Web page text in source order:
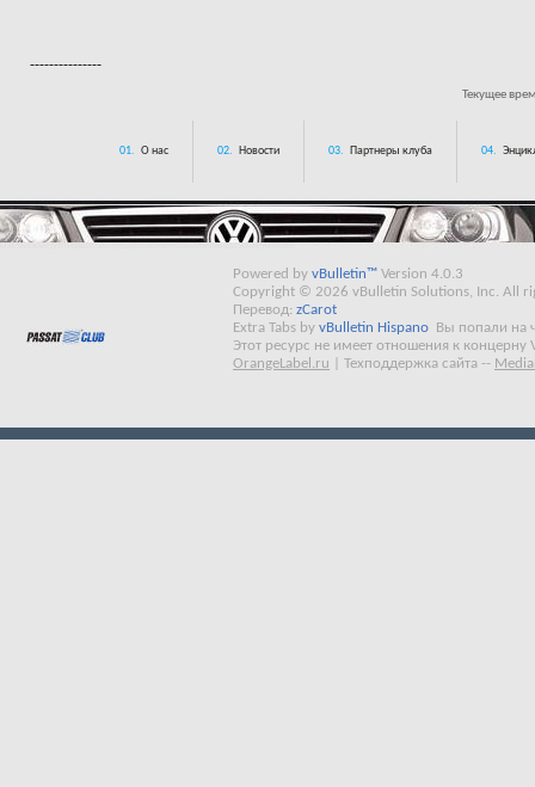
---------------
Текущее
01. О нас 02. Новости 03. Партнеры клуба 04.
Powered by vBulletin™ Version 4.0.3
Copyright © 2026 vBulletin Solutions, Inc. All
Перевод: zCarot
Extra Tabs by vBulletin Hispano
Вы попали на
Этот ресурс не имеет отношения к концерну
OrangeLabel.ru
Техподдержка сайта --